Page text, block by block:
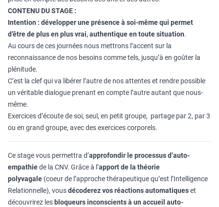
CONTENU DU STAGE :
Intention : développer une présence à soi-même qui permet
d’être de plus en plus vrai, authentique en toute situation.
Au cours de ces journées nous mettrons l’accent sur la
reconnaissance de nos besoins comme tels, jusqu’à en goûter la
plénitude.
C’est la clef qui va libérer l’autre de nos attentes et rendre possible
un véritable dialogue prenant en compte l’autre autant que nous-
même.
Exercices d’écoute de soi, seul, en petit groupe, partage par 2, par 3
ou en grand groupe, avec des exercices corporels.
Ce stage vous permettra d’approfondir le processus d’auto-
empathiede la CNV. Grâce à l’apport de la théorie
polyvagale (coeur de l’approche thérapeutique qu’est l’Intelligence
Relationnelle), vousdécoderez vos réactions automatiqueset
découvrirez les bloqueurs inconscients à un accueil auto-